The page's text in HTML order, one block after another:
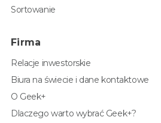
Sortowanie
Firma
Relacje inwestorskie
Biura na świecie i dane kontaktowe
O Geek+
Dlaczego warto wybrać Geek+?